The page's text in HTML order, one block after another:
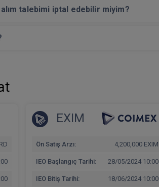
talebimi iptal edebilir miyim?
EXIM
Ön Satış Arzı: 4,200,000 EXIM
IEO Başlangıç Tarihi: 28/05/2024 10:00
IEO Bitiş Tarihi: 18/06/2024 10:00